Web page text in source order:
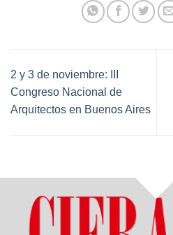
2 y 3 de noviembre: III
Congreso Nacional de
Arquitectos en Buenos Aires